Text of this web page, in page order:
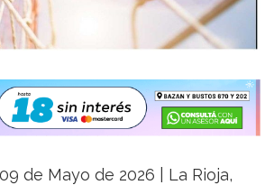
de Mayo de 2026 | La Rioja,